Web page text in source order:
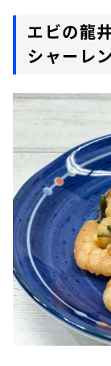
エビの龍
シャーレン